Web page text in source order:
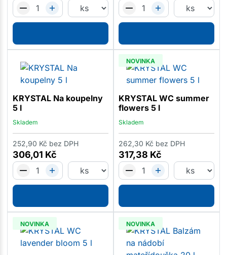
KRYSTAL Na koupelny
5 l
Skladem
306,01 Kč
252,90 Kč bez DPH
NOVINKA
KRYSTAL WC summer
flowers 5 l
Skladem
317,38 Kč
262,30 Kč bez DPH
NOVINKA NOVINKA